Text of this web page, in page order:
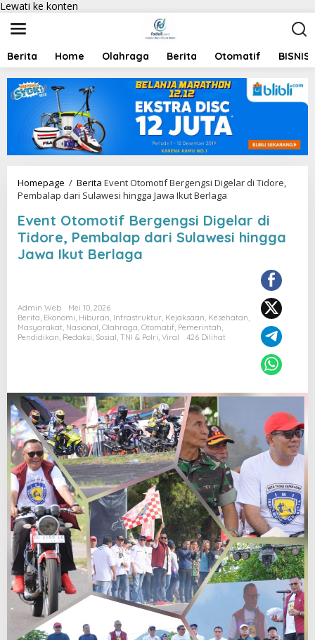
Lewati ke konten
Berita Home Olahraga Berita Otomatif BISNIS
Homepage / Berita Event Otomotif Bergengsi Digelar di Tidore,
Pembalap dari Sulawesi hingga Jawa Ikut Berlaga
Event Otomotif Bergengsi Digelar di
Tidore, Pembalap dari Sulawesi hingga
Jawa Ikut Berlaga
Admin Web
Mei 10, 2026
Berita, Ekonomi, Hiburan, Infrastruktur, Kejaksaan, Kesehatan,
Masyarakat, Nasional, Olahraga, Otomatif, Pemerintah,
Pendidikan, Redaksi, Sosial, TNI & Polri, Viral 426 Dilihat